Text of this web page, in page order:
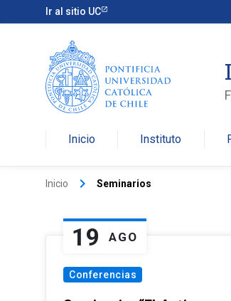
Ir al sitio UC
Inicio Instituto
Inicio keyboard_arrow_right Seminarios
19 AGO
Conferencias